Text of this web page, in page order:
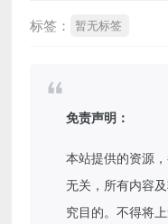
标签： 暂无标签
免责声明：
本站提供的资源
无关，所有内容
究目的。不得将